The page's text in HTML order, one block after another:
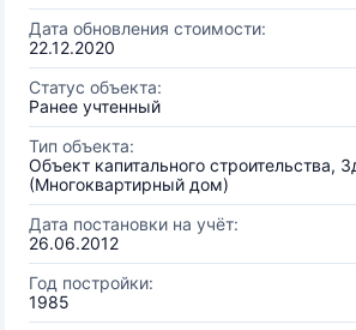
Дата обновления стоимости:
22.12.2020
Статус объекта:
Ранее учтенный
Тип объекта:
Объект капитального строительства,
(Многоквартирный дом)
Дата постановки на учёт:
26.06.2012
Год постройки:
1985